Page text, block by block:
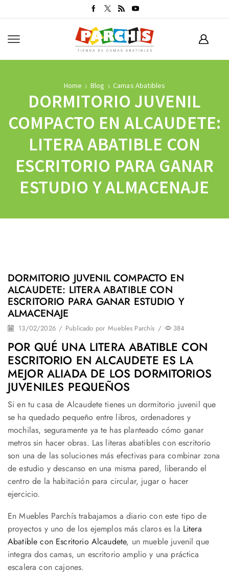
Home Blog Camas Abatibles
DORMITORIO JUVENIL
COMPACTO EN ALCAUDETE:
LITERA ABATIBLE CON
ESCRITORIO PARA GANAR
ESTUDIO Y ALMACENAJE
DORMITORIO JUVENIL COMPACTO EN
ALCAUDETE: LITERA ABATIBLE CON
ESCRITORIO PARA GANAR ESTUDIO Y
ALMACENAJE
13/02/2026 / Publicado por Muebles Parchís / 384
POR QUÉ UNA LITERA ABATIBLE CON
ESCRITORIO EN ALCAUDETE ES LA
MEJOR ALIADA DE LOS DORMITORIOS
JUVENILES PEQUEÑOS
Si en tu casa de Alcaudete tienes un dormitorio juvenil que
se ha quedado pequeño entre libros, ordenadores y
mochilas, seguramente ya te has planteado cómo ganar
metros sin hacer obras. Las literas abatibles con escritorio
son una de las soluciones más efectivas para combinar zona
de estudio y descanso en una misma pared, liberando el
centro de la habitación para circular, jugar o hacer
ejercicio.
En Muebles Parchís trabajamos a diario con este tipo de
proyectos y uno de los ejemplos más claros es la Litera
Abatible con Escritorio Alcaudete, un mueble juvenil que
integra dos camas, un escritorio amplio y una práctica
escalera con cajones.